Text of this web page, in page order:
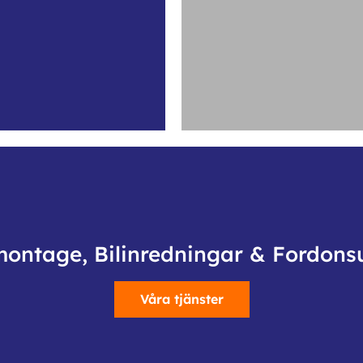
Bilinredningar &
Våra tjänster